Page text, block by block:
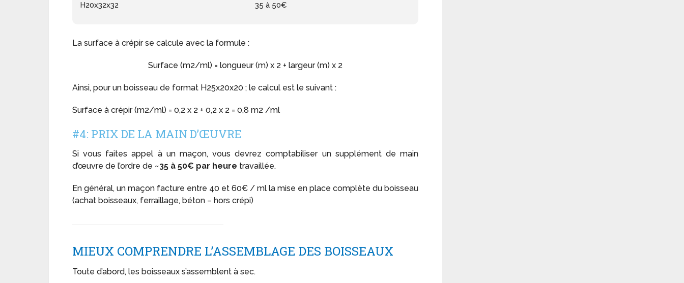
H20x32x32 35 à 50€
La surface à crépir se calcule avec la formule :
Surface (m2/ml) = longueur (m) x 2 + largeur (m) x 2
Ainsi, pour un boisseau de format H25x20x20 ; le calcul est le suivant :
Surface à crépir (m2/ml) = 0,2 x 2 + 0,2 x 2 = 0,8 m2 /ml
#4: PRIX DE LA MAIN D’ŒUVRE
Si vous faites appel à un maçon, vous devrez comptabiliser un supplément de main
d’œuvre de l’ordre de ~35 à 50€ par heure travaillée.
En général, un maçon facture entre 40 et 60€ / ml la mise en place complète du boisseau
(achat boisseaux, ferraillage, béton – hors crépi)
MIEUX COMPRENDRE L’ASSEMBLAGE DES BOISSEAUX
Toute d’abord, les boisseaux s’assemblent à sec.